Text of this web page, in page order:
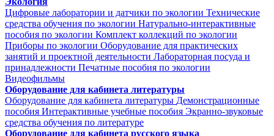
Цифровые лаборатории и датчики по экологии Технические
средства обучения по экологии Натурально-интерактивные
пособия по экологии Комплект коллекций по экологии
Приборы по экологии Оборудование для практических
занятий и проектной деятельности Лабораторная посуда и
принадлежности Печатные пособия по экологии
Видеофильмы
Оборудование для кабинета литературы
Оборудование для кабинета литературы Демонстрационные
пособия Интерактивные учебные пособия Экранно-звуковые
средства обучения по литературе
Оборудование для кабинета русского языка